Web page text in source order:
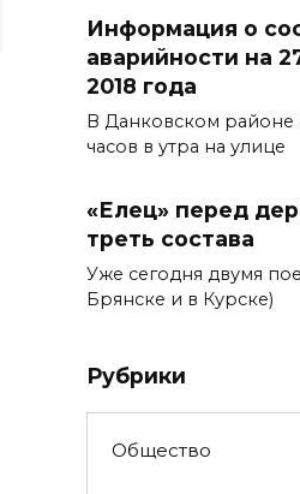
Информация о
аварийности на
2018 года
В Данковском районе
часов в утра на улице
«Елец» перед
треть состава
Уже сегодня двумя
Брянске и в Курске)
Рубрики
Общество